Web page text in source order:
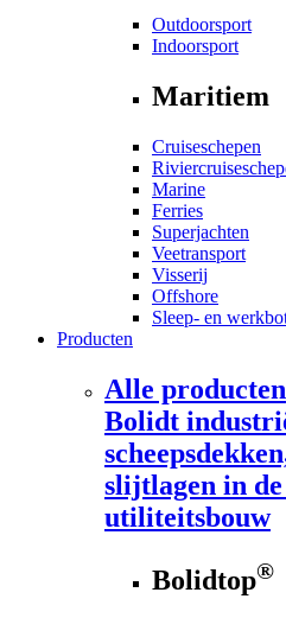
Outdoorsport
Indoorsport
Maritiem
Cruiseschepen
Marine
Ferries
Superjachten
Veetransport
Visserij
Offshore
Sleep- en
Producten
Alle producten
Bolidt
slijtlagen in de
utiliteitsbouw
Bolidtop®